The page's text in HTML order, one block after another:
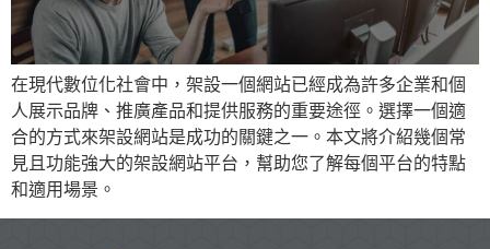
在現代數位化社會中，架設一個網站已經成為許多企業和個
人展示品牌、推廣產品和提供服務的重要途徑。選擇一個適
合的方式來架設網站是成功的關鍵之一。本文將介紹幾個常
見且功能強大的架設網站平台，幫助您了解每個平台的特點
和適用場景。